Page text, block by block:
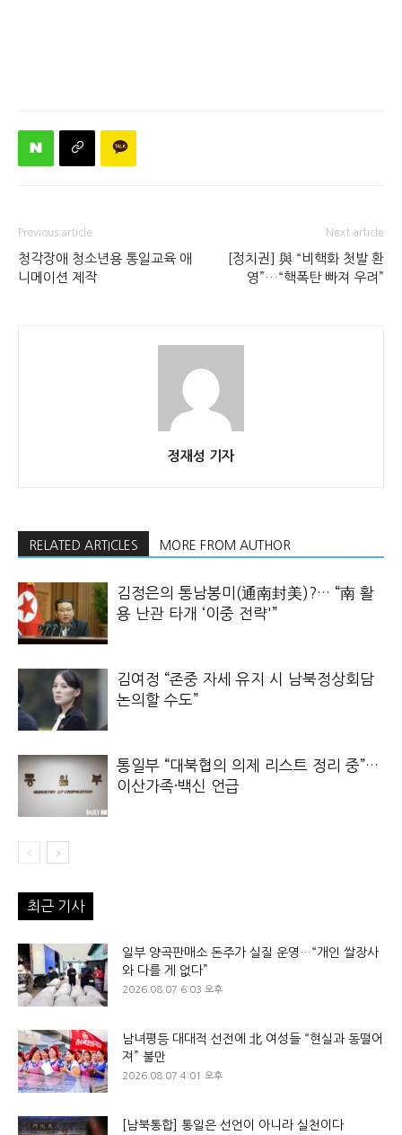
Previous article
청각장애 청소년용 통일교육 애
니메이션 제작
Next article
[정치권] 與 “비핵화 첫발 환
영”…“핵폭탄 빠져 우려”
정재성 기자
RELATED ARTICLES MORE FROM AUTHOR
김정은의 통남봉미(通南封美)?… “南 활
용 난관 타개 ‘이중 전략'”
김여정 “존중 자세 유지 시 남북정상회담
논의할 수도”
통일부 “대북협의 의제 리스트 정리 중”…
이산가족·백신 언급
최근 기사
일부 양곡판매소 돈주가 실질 운영…“개인 쌀장사
와 다를 게 없다”
2026.08.07 6:03 오후
남녀평등 대대적 선전에 北 여성들 “현실과 동떨어
져” 불만
2026.08.07 4:01 오후
[남북통합] 통일은 선언이 아니라 실천이다